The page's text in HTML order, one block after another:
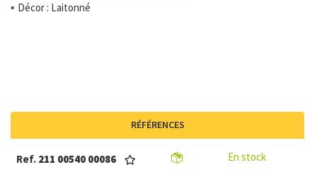
Décor : Laitonné
RÉFÉRENCES
Ref. 211 00540 00086 En stock